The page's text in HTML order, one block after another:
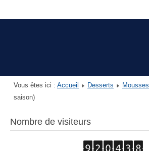
Vous êtes ici : Accueil Desserts Mousses
saison)
Nombre de visiteurs